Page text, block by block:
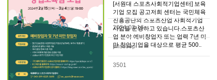
[서원대 스포츠사회적기업센터] 보육
기업 모집 공고저희 센터는 국민체육
진흥공단의 스포츠산업 사회적기업
사업을 운영하고 있습니다.스포츠산
업 분야 예비창업자 또는 업력 7년 미
만 창업기업을 대상으로 평균 500..
2024-02-16
pnscoop
3501